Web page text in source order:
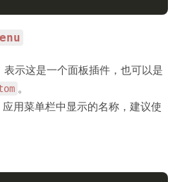
表示这是一个面板插件，也可以是
。
用菜单栏中显示的名称，建议使